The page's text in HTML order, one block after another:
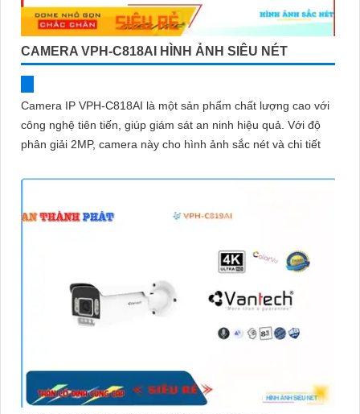
CAMERA VPH-C818AI HÌNH ẢNH SIÊU NÉT
Camera IP VPH-C818AI là một sản phẩm chất lượng cao với
công nghệ tiên tiến, giúp giám sát an ninh hiệu quả. Với độ
phân giải 2MP, camera này cho hình ảnh sắc nét và chi tiết